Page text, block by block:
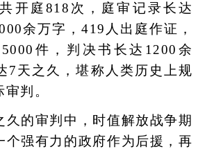
开庭818次，庭审记录长达
余万字，419人出庭作证，
件，判决书长达1200余
7天之久，堪称人类历史上规
判。
的审判中，时值解放战争期
个强有力的政府作为后援，再